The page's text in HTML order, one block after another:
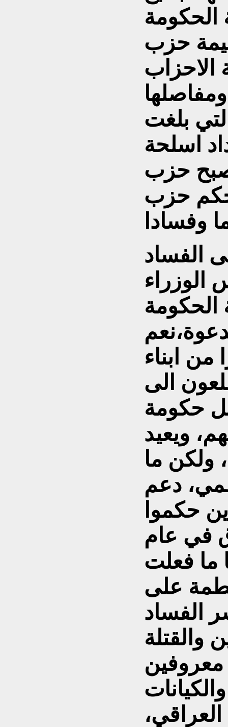
الحكومة
حزب
الاحزاب
بلغت
اسلحة
حزب
حزب
الفساد
الحكومة
من ابناء
الى
حكومة
ويعيد
ولكن ما
دعم
حكموا
في عام
ما فعلت
على
الفساد
والقتلة
معروفين